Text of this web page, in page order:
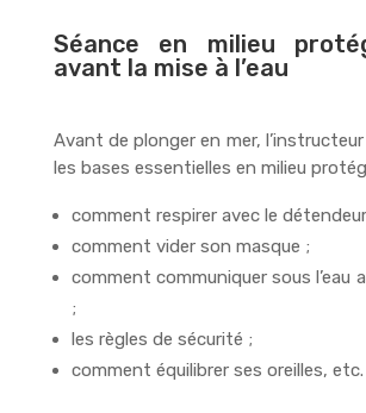
Séance en milieu
avant la mise à l’eau
Avant de plonger en mer,
les bases essentielles en milieu
comment respirer avec le
comment vider son masque ;
comment communiquer sous l’eau
;
les règles de sécurité ;
comment équilibrer ses oreilles, etc.